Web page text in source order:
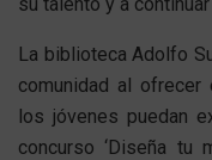
La biblioteca Adolfo
comunidad al ofrecer
los jóvenes puedan
concurso ‘Diseña tu